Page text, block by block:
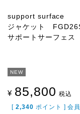
support surface
ジャケット
サポートサーフェス
NEW
¥ 85,800 税込
[ 2,340 ポイント ] 会